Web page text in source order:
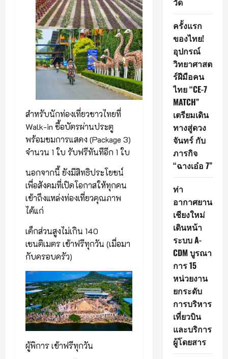
สำหรับนักท่องเที่ยวชาวไทยที่
Walk-in ซื้อบัตรผ่านประตู
พร้อมชมการแสดง (Package 3)
จำนวน 1 ใบ รับฟรีทันทีอีก 1 ใบ
นอกจากนี้ ยังมีสิทธิประโยชน์
เพื่อสังคมที่เปิดโอกาสให้ทุกคน
เข้าถึงแหล่งท่องเที่ยวคุณภาพ
ได้แก่
เด็กส่วนสูงไม่เกิน 140
เซนติเมตร เข้าฟรีทุกวัน (เมื่อมา
กับครอบครัว)
ผู้พิการ เข้าฟรีทุกวัน
ครั้งแรก
ของไทย!
อุปกรณ์
วิทยาศาสต
ร์ฝีมือคน
ไทย “CE-7
MATCH”
เตรียมเดิน
ทางสู่ดวง
จันทร์ กับ
ภารกิจ
“ฉางเอ๋อ 7”
ท่า
อากาศยาน
เชียงใหม่
เดินหน้า
ระบบ A-
CDM บูรณา
การ 15
หน่วยงาน
ยกระดับ
การบริหาร
เที่ยวบิน
และบริการ
ผู้โดยสาร